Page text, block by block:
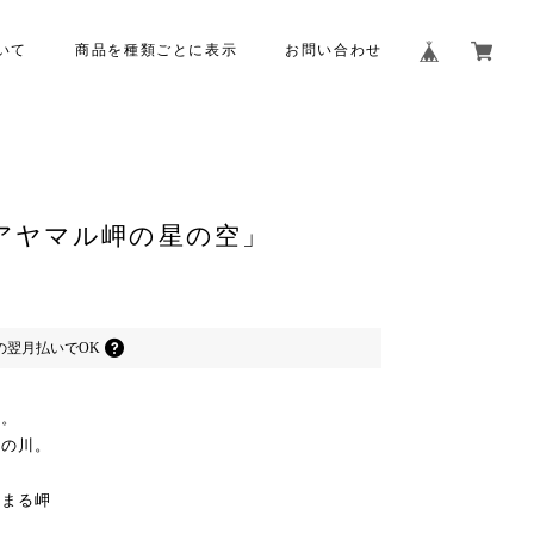
て 商品を種類ごとに表示 お問い合わせ
マル岬の星の空」
翌月払いでOK
川。
る岬